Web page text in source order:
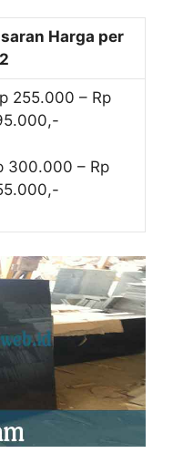
Harga per
255.000 – Rp
300.000 – Rp